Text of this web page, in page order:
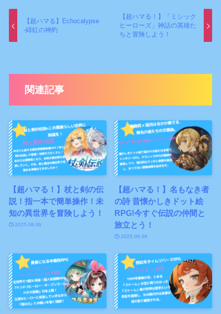
【超ハマる】Echocalypse
-緋紅の神約
【超ハマる！】「ミシック
ヒーローズ」神話の英雄た
ちと冒険しよう！
関連記事
【超ハマる！】杖と剣の伝
説！指一本で簡単操作！未
知の異世界を冒険しよう！
2025.08.06
【超ハマる！】名もなき者
の詩 昔懐かしきドット絵
RPG!今すぐ伝説の仲間と
旅立とう！
2025.08.06